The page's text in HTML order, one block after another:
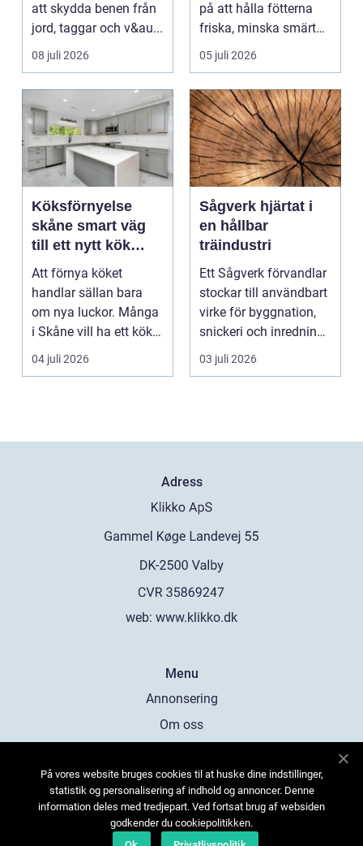
att skydda benen från
jord, taggar och v&au...
08 juli 2026
på att hålla fötterna
friska, minska smärta
och förebyg...
05 juli 2026
Köksförnyelse
skåne smart väg
till ett nytt kök
utan helrenovering
Att förnya köket
handlar sällan bara
om nya luckor. Många
i Skåne vill ha ett kök
som fungerar bättr...
04 juli 2026
Sågverk hjärtat i
en hållbar
träindustri
Ett Sågverk förvandlar
stockar till användbart
virke för byggnation,
snickeri och inredning.
Här möt...
03 juli 2026
Adress
web: www.klikko.dk
Menu
Annonsering
Om oss
Kontakta oss
Sitemap
På vores website bruges cookies til at huske dine indstillinger,
statistik og personalisering af indhold og annoncer. Denne
information deles med tredjepart. Ved fortsat brug af websiden
godkender du cookiepolitikken.